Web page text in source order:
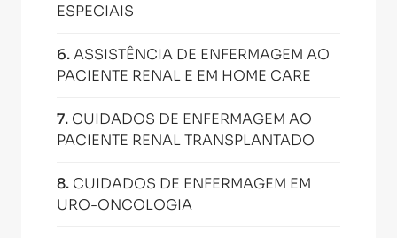
ESPECIAIS
6.ASSISTÊNCIA DE ENFERMAGEM AO
PACIENTE RENAL E EM HOME CARE
7. CUIDADOS DE ENFERMAGEM AO
PACIENTE RENAL TRANSPLANTADO
8. CUIDADOS DE ENFERMAGEM EM
URO-ONCOLOGIA